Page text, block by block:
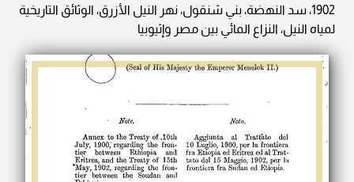
1902، سد النهضة، بني شنقول، نهر النيل الأزرق، الوثائق التاريخية
لمياه النيل، النزاع المائي بين مصر وإثيوبيا